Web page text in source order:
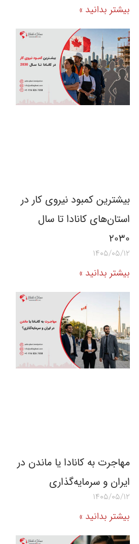
بیشتر بدانید »
بیشترین کمبود نیروی کار در
استان‌های کانادا تا سال
۲۰۳۰
1405/05/12
بیشتر بدانید »
مهاجرت به کانادا یا ماندن در
ایران و سرمایه‌گذاری
1405/05/12
بیشتر بدانید »